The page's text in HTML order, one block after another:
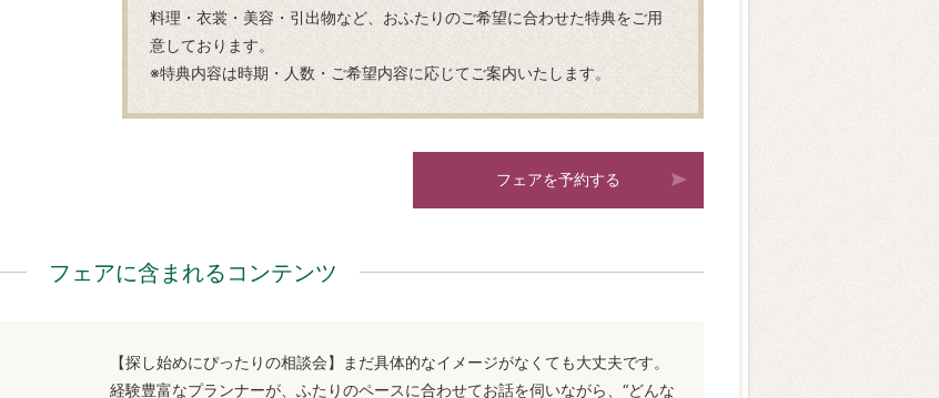
料理・衣裳・美容・引出物など、おふたりのご希望に合わせた特典をご用
意しております。
※特典内容は時期・人数・ご希望内容に応じてご案内いたします。
フェアを予約する
フェアに含まれるコンテンツ
【探し始めにぴったりの相談会】まだ具体的なイメージがなくても大丈夫です。
経験豊富なプランナーが、ふたりのペースに合わせてお話を伺いながら、“どんな